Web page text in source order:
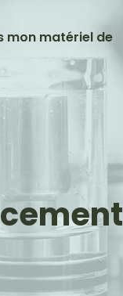
mon matériel de